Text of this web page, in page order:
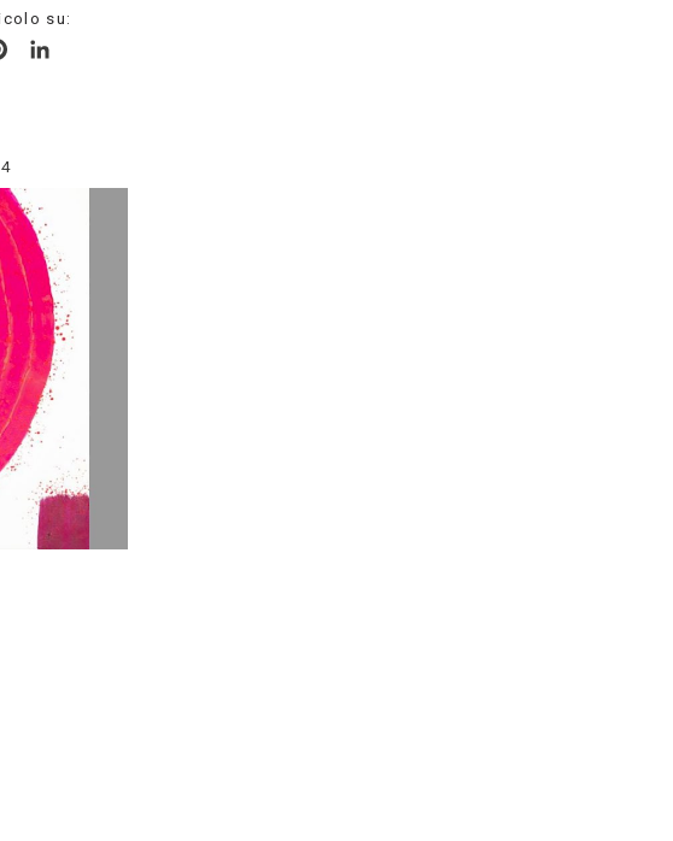
su:
Pinterest